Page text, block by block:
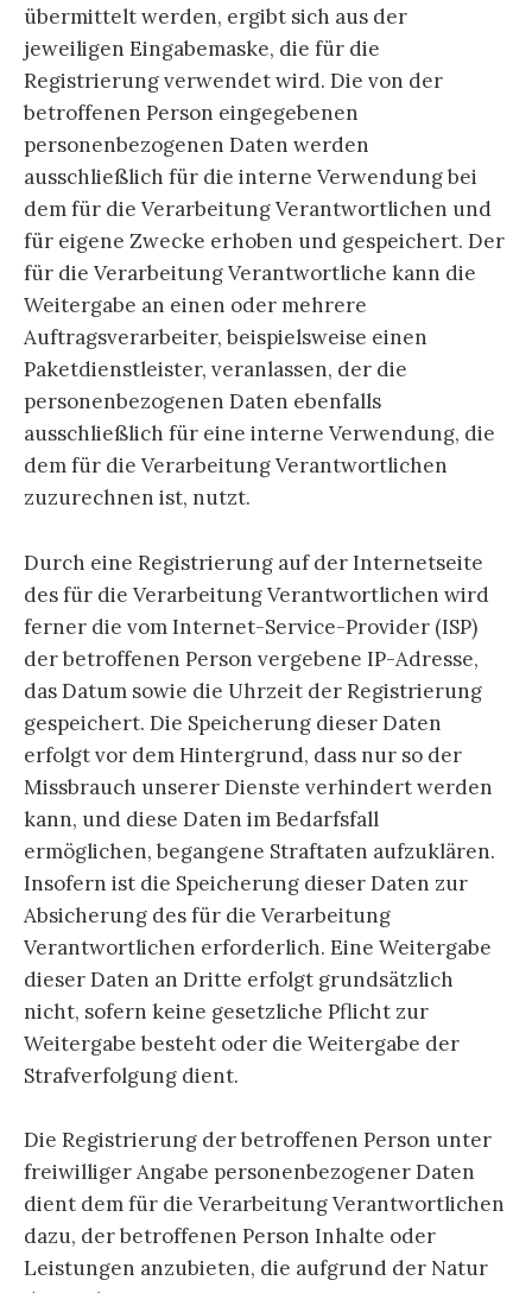
übermittelt werden, ergibt sich aus der
jeweiligen Eingabemaske, die für die
Registrierung verwendet wird. Die von der
betroffenen Person eingegebenen
personenbezogenen Daten werden
ausschließlich für die interne Verwendung bei
dem für die Verarbeitung Verantwortlichen und
für eigene Zwecke erhoben und gespeichert. Der
für die Verarbeitung Verantwortliche kann die
Weitergabe an einen oder mehrere
Auftragsverarbeiter, beispielsweise einen
Paketdienstleister, veranlassen, der die
personenbezogenen Daten ebenfalls
ausschließlich für eine interne Verwendung, die
dem für die Verarbeitung Verantwortlichen
zuzurechnen ist, nutzt.
Durch eine Registrierung auf der Internetseite
des für die Verarbeitung Verantwortlichen wird
ferner die vom Internet-Service-Provider (ISP)
der betroffenen Person vergebene IP-Adresse,
das Datum sowie die Uhrzeit der Registrierung
gespeichert. Die Speicherung dieser Daten
erfolgt vor dem Hintergrund, dass nur so der
Missbrauch unserer Dienste verhindert werden
kann, und diese Daten im Bedarfsfall
ermöglichen, begangene Straftaten aufzuklären.
Insofern ist die Speicherung dieser Daten zur
Absicherung des für die Verarbeitung
Verantwortlichen erforderlich. Eine Weitergabe
dieser Daten an Dritte erfolgt grundsätzlich
nicht, sofern keine gesetzliche Pflicht zur
Weitergabe besteht oder die Weitergabe der
Strafverfolgung dient.
Die Registrierung der betroffenen Person unter
freiwilliger Angabe personenbezogener Daten
dient dem für die Verarbeitung Verantwortlichen
dazu, der betroffenen Person Inhalte oder
Leistungen anzubieten, die aufgrund der Natur